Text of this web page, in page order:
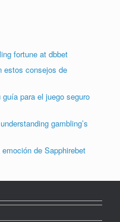
fortune at dbbet
estos consejos de
para el juego seguro
gambling’s
de Sapphirebet